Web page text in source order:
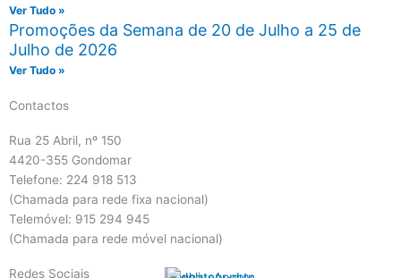
Ver Tudo »
Promoções da Semana de 20 de Julho a 25 de
Julho de 2026
Ver Tudo »
Contactos
Rua 25 Abril, nº 150
4420-355 Gondomar
Telefone: 224 918 513
(Chamada para rede fixa nacional)
Telemóvel: 915 294 945
(Chamada para rede móvel nacional)
Redes Sociais